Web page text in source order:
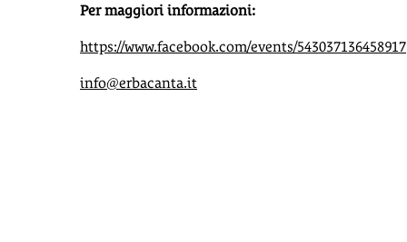
Per maggiori informazioni:
https://www.facebook.com/events/543037136458917
info@erbacanta.it